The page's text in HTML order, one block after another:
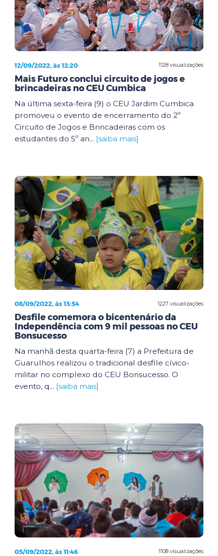
1128 visualizações
12/09/2022, às 12:20
Mais Futuro conclui circuito de jogos e
brincadeiras no CEU Cumbica
Na última sexta-feira (9) o CEU Jardim Cumbica
promoveu o evento de encerramento do 2º
Circuito de Jogos e Brincadeiras com os
estudantes do 5º an... [saiba mais]
1227 visualizações
08/09/2022, às 13:54
Desfile comemora o bicentenário da
Independência com 9 mil pessoas no CEU
Bonsucesso
Na manhã desta quarta-feira (7) a Prefeitura de
Guarulhos realizou o tradicional desfile cívico-
militar no complexo do CEU Bonsucesso. O
evento, q... [saiba mais]
1108 visualizações
05/09/2022, às 11:46